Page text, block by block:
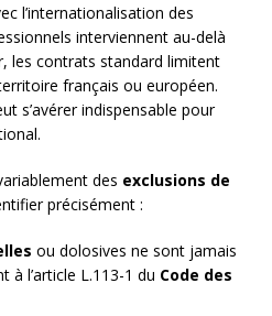
l’internationalisation des
interviennent au-delà
les contrats standard limitent
français ou européen.
s’avérer indispensable pour
des exclusions de
précisément :
ou dolosives ne sont jamais
l’article L.113-1 du Code des